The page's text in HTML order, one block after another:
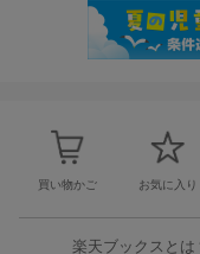
買い物かご お気に入り
楽天ブックスとは